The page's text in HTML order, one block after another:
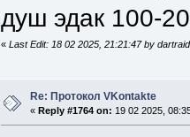
душ эдак 100-
«Last Edit: 18 02 2025, 21:21:47 by
Re: Протокол VKontakte
« Reply #1764 on: 19 02 2025,